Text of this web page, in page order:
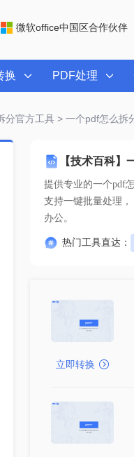
微软office中国区合作伙伴
换 PDF处理
分官方工具> 一个pdf怎么拆
【技术百科】
提供专业的一个pdf
办公。
热门工具直达：
立即转换